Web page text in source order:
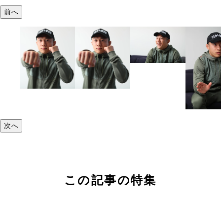
前へ
次へ
この記事の特集